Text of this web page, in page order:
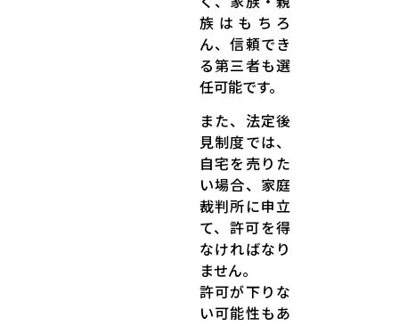
族はもちろ
ん、信頼でき
る第三者も選
任可能です。
また、法定後
見制度では、
自宅を売りた
い場合、家庭
裁判所に申立
て、許可を得
なければなり
ません。
許可が下りな
い可能性もあ